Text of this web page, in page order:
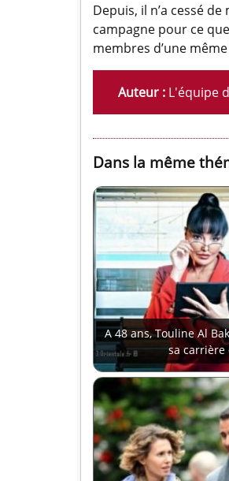
Depuis, il n’a cessé
campagne pour ce
membres d’une
Auteur : L'équipe
Dans la même
A 48 ans, Touline Al
sa carrière